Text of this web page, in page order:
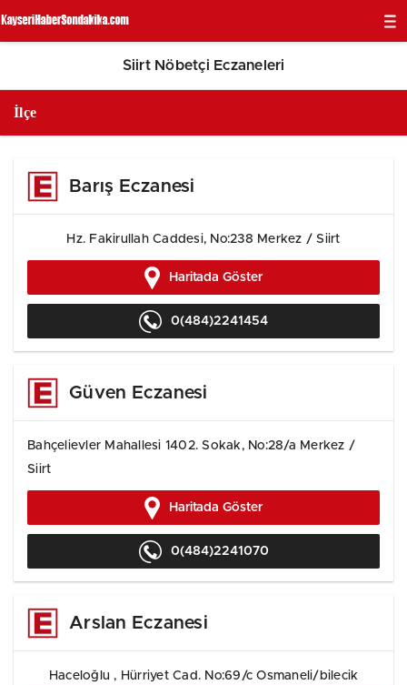
Siirt Nöbetçi Eczaneleri
Barış Eczanesi
Hz. Fakirullah Caddesi, No:238 Merkez / Siirt
Haritada Göster
0(484)2241454
Güven Eczanesi
Bahçelievler Mahallesi 1402. Sokak, No:28/a Merkez /
Siirt
Haritada Göster
0(484)2241070
Arslan Eczanesi
Haceloğlu , Hürriyet Cad. No:69/c Osmaneli/bilecik